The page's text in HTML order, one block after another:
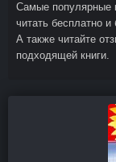
Самые популярные
читать бесплатно и
А также читайте
подходящей книги.